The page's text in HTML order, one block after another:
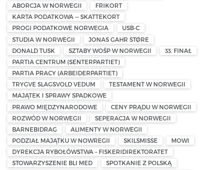
ABORCJA W NORWEGII
FRIKORT
KARTA PODATKOWA — SKATTEKORT
PROGI PODATKOWE NORWEGIA
USB-C
STUDIA W NORWEGII
JONAS GAHR STØRE
DONALD TUSK
SZTABY WOŚP W NORWEGII
33. FINAŁ
PARTIA CENTRUM (SENTERPARTIET)
PARTIA PRACY (ARBEIDERPARTIET)
TRYGVE SLAGSVOLD VEDUM
TESTAMENT W NORWEGII
MAJĄTEK I SPRAWY SPADKOWE
PRAWO MIĘDZYNARODOWE
CENY PRĄDU W NORWEGII
ROZWÓD W NORWEGII
SEPERACJA W NORWEGII
BARNEBIDRAG
ALIMENTY W NORWEGII
PODZIAŁ MAJĄTKU W NOWREGII
SKILSMISSE
MOWI
DYREKCJA RYBOŁÓWSTWA – FISKERIDIREKTORATET
STOWARZYSZENIE BLI MED
SPOTKANIE Z POLSKĄ